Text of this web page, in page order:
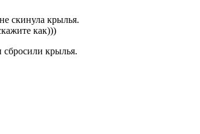
скинула крылья.
как)))
крылья.